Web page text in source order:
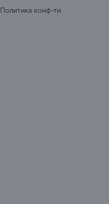
Политика конф-ти